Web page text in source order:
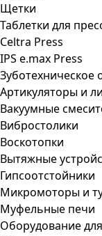
Щетки
Таблетки для
Celtra Press
IPS e.max Press
Зуботехническое
Артикуляторы и
Вакуумные
Вибростолики
Воскотопки
Вытяжные
Гипсоотстойники
Микромоторы и
Муфельные печи
Оборудование